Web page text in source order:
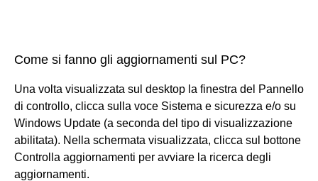
Come si fanno gli aggiornamenti sul PC?
Una volta visualizzata sul desktop la finestra del Pannello
di controllo, clicca sulla voce Sistema e sicurezza e/o su
Windows Update (a seconda del tipo di visualizzazione
abilitata). Nella schermata visualizzata, clicca sul bottone
Controlla aggiornamenti per avviare la ricerca degli
aggiornamenti.